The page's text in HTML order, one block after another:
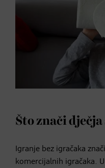
Što znači
Igranje bez igračaka
komercijalnih igračaka.